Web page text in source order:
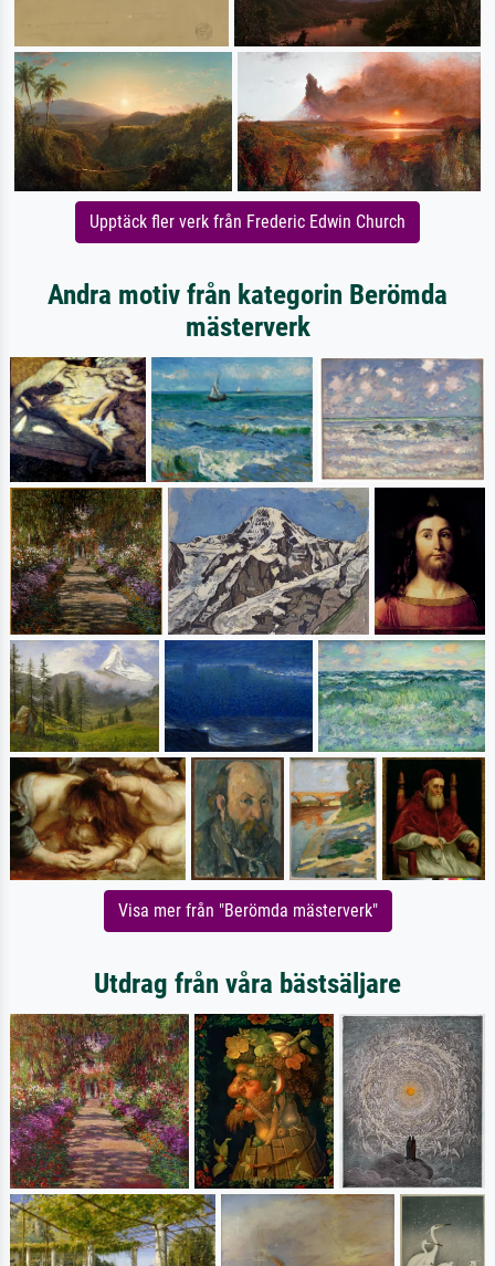
Upptäck fler verk från Frederic Edwin Church
Andra motiv från kategorin Berömda
mästerverk
Visa mer från "Berömda mästerverk"
Utdrag från våra bästsäljare